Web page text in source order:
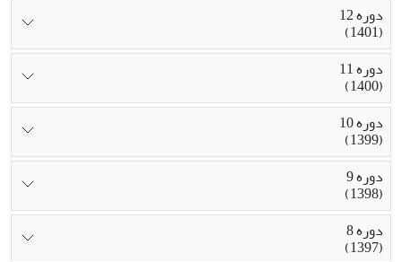
دوره 12
(1401)
دوره 11
(1400)
دوره 10
(1399)
دوره 9
(1398)
دوره 8
(1397)